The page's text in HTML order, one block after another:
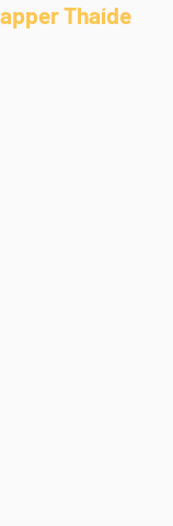
Thaíde